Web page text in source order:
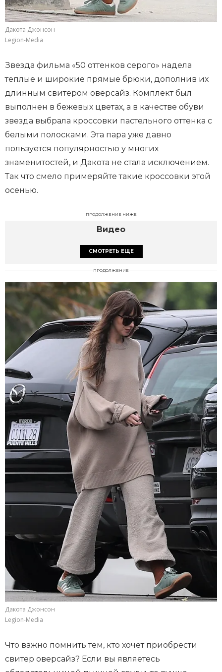
Дакота Джонсон
Legion-Media
Звезда фильма «50 оттенков серого» надела
теплые и широкие прямые брюки, дополнив их
длинным свитером оверсайз. Комплект был
выполнен в бежевых цветах, а в качестве обуви
звезда выбрала кроссовки пастельного оттенка с
белыми полосками. Эта пара уже давно
пользуется популярностью у многих
знаменитостей, и Дакота не стала исключением.
Так что смело примеряйте такие кроссовки этой
осенью.
ПРОДОЛЖЕНИЕ НИЖЕ
Видео
СМОТРЕТЬ ЕЩЕ
ПРОДОЛЖЕНИЕ
Дакота Джонсон
Legion-Media
Что важно помнить тем, кто хочет приобрести
свитер оверсайз? Если вы являетесь